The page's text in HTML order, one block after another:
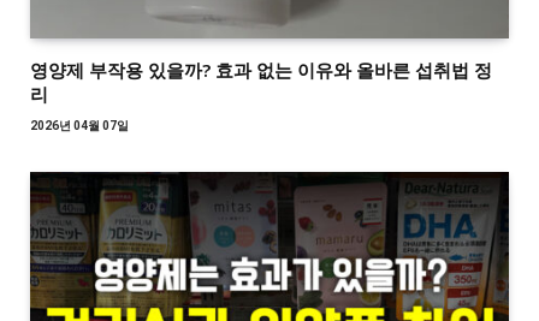
영양제 부작용 있을까? 효과 없는 이유와 올바른 섭취법 정
리
2026년 04월 07일